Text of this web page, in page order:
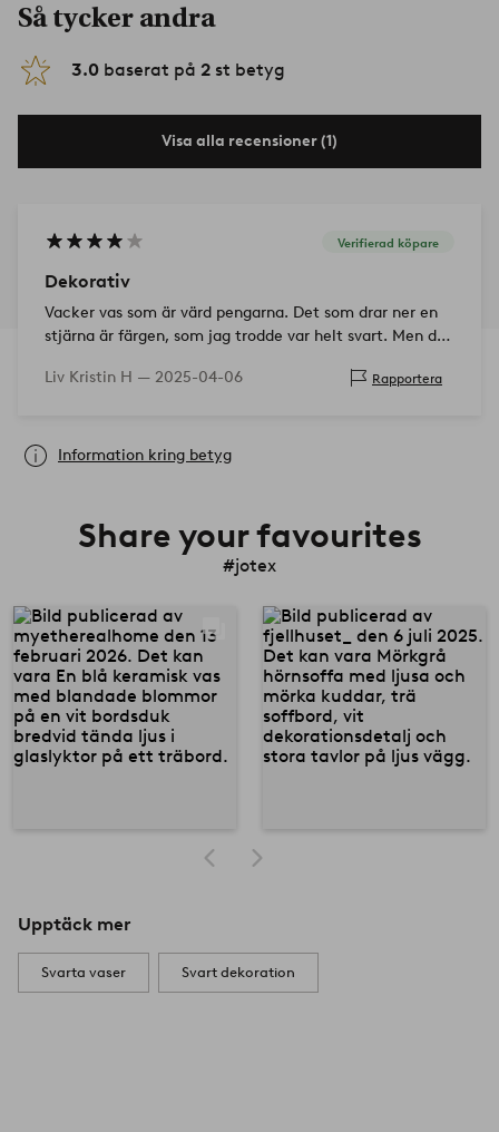
Så tycker andra
3.0 baserat på 2 st betyg
Visa alla recensioner (1)
Verifierad köpare
Dekorativ
Vacker vas som är värd pengarna. Det som drar ner en
stjärna är färgen, som jag trodde var helt svart. Men den
Liv Kristin H — 2025-04-06 Rapportera
Information kring betyg
Share your favourites
#jotex
Upptäck mer
Svarta vaser Svart dekoration